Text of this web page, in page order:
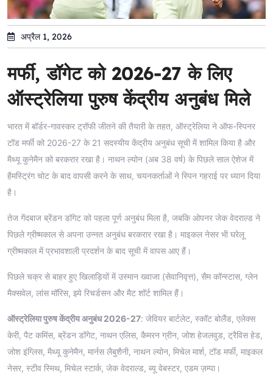
अप्रैल 1, 2026
मर्फी, डॉगेट को 2026-27 के लिए
ऑस्ट्रेलिया पुरुष केंद्रीय अनुबंध मिले
भारत में बॉर्डर-गावस्कर ट्रॉफी जीतने की तैयारी के तहत, ऑस्ट्रेलिया ने ऑफ-स्पिनर
टॉड मर्फी को 2026-27 के 21 सदस्यीय केंद्रीय अनुबंध सूची में शामिल किया है और
मैथ्यू कुनेमैन को बरकरार रखा है। नाथन ल्योन (अब 38 वर्ष) के पिछले साल ऐशेज में
हैमस्ट्रिंग चोट के बाद वापसी करने के साथ, चयनकर्ताओं ने स्पिन गहराई पर ध्यान दिया
है।
तेज गेंदबाज ब्रेंडन डॉगेट को पहला पूर्ण अनुबंध मिला है, जबकि ओपनर जेक वेदराल्ड ने
पिछले ग्रीष्मकाल से अपना उन्नत अनुबंध बरकरार रखा है। माइकल नेसर भी घरेलू
ग्रीष्मकाल में प्रभावशाली प्रदर्शन के बाद सूची में वापस आए हैं।
पिछले चक्र से बाहर हुए खिलाड़ियों में उस्मान ख्वाजा (सेवानिवृत्त), सैम कॉन्स्टास, ग्लेन
मैक्सवेल, लांस मॉरिस, झ्ये रिचर्डसन और मैट शॉर्ट शामिल हैं।
ऑस्ट्रेलिया पुरुष केंद्रीय अनुबंध 2026-27: जेवियर बार्टलेट, स्कॉट बोलैंड, एलेक्स
केरी, पैट कमिंस, ब्रेंडन डॉगेट, नाथन एलिस, कैमरन ग्रीन, जोश हेजलवुड, ट्रैविस हेड,
जोश इंग्लिस, मैथ्यू कुनेमैन, मार्नस लैबुशैनी, नाथन ल्योन, मिचेल मार्श, टॉड मर्फी, माइकल
नेसर, स्टीव स्मिथ, मिचेल स्टार्क, जेक वेदराल्ड, ब्यू वेबस्टर, एडम ज़म्पा।